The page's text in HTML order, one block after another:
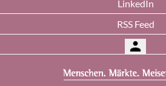
LinkedIn
RSS Feed